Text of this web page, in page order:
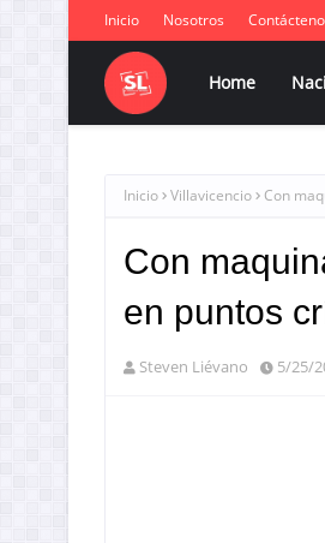
Inicio Nosotros
Home
Inicio Villavicencio Con
Con
en puntos
Steven Liévano 5/25/